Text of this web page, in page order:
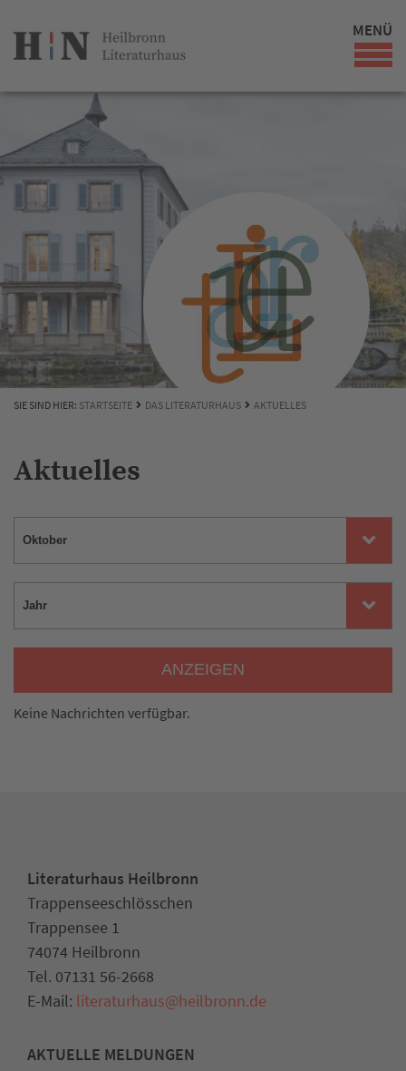
MENÜ
SIE SIND HIER: STARTSEITE DAS LITERATURHAUS AKTUELLES
Aktuelles
ANZEIGEN
Keine Nachrichten verfügbar.
Literaturhaus Heilbronn
Trappenseeschlösschen
Trappensee 1
74074 Heilbronn
Tel. 07131 56-2668
E-Mail: literaturhaus@heilbronn.de
AKTUELLE MELDUNGEN